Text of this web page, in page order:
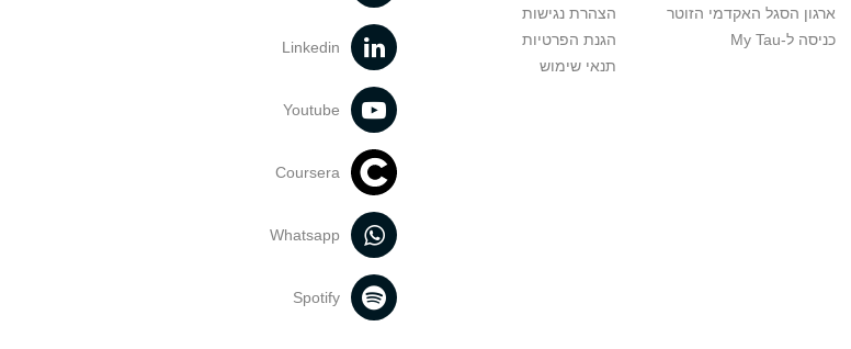
ארגון הסגל האקדמי הזוטר
כניסה ל-My Tau
הצהרת נגישות
הגנת הפרטיות
תנאי שימוש
Linkedin
Youtube
Coursera
Whatsapp
Spotify